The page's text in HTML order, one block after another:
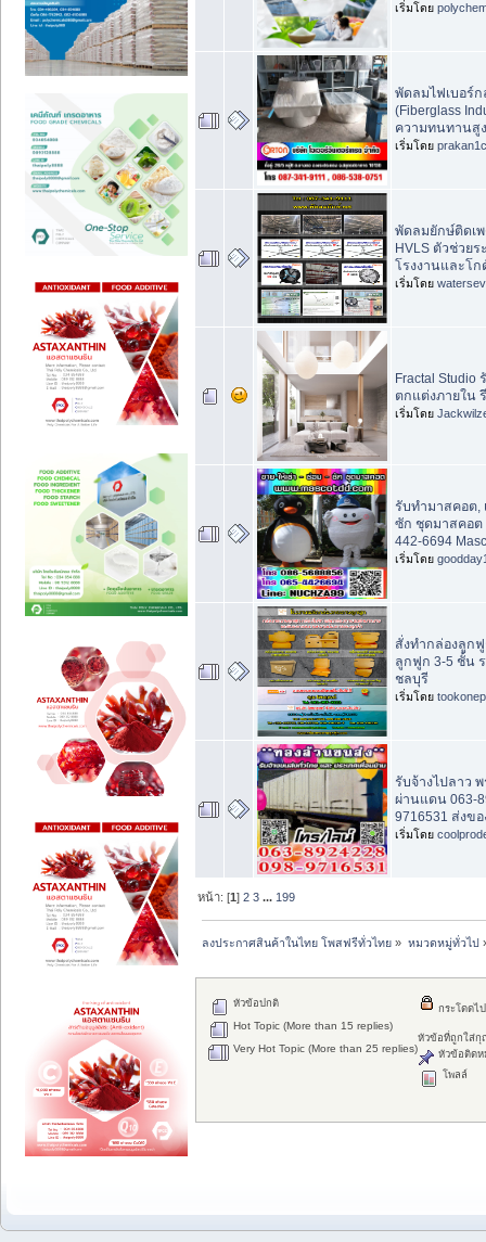
เริ่มโดย
พัดลมไฟเบอร์
(Fiberglass
ความทนทานสูง
เริ่มโดย prakan1c
พัดลมยักษ์ติดเ
HVLS ตัวช่วย
โรงงานและโ
เริ่มโดย
Fractal Studio
ตกแต่งภายใน
เริ่มโดย
รับทำมาสคอต,
ซัก ชุดมาสคอต
442-6694
เริ่มโดย
สั่งทำกล่องลูก
ลูกฟูก 3-5 ชั้น
ชลบุรี
เริ่มโดย
รับจ้างไปลาว
ผ่านแดน 063-
9716531 ส่งข
เริ่มโดย
หน้า: [1]2 3 ... 199
ลงประกาศสินค้าในไทย โพสฟรีทั่วไทย » หมวดหมู่ทั่วไป
กระโดดไ
หัวข้อปกติ
Hot Topic (More than 15 replies)
Very Hot Topic (More than 25 replies)
หัวข้อที่ถูกใส่กุ
หัวข้อติดห
โพลล์